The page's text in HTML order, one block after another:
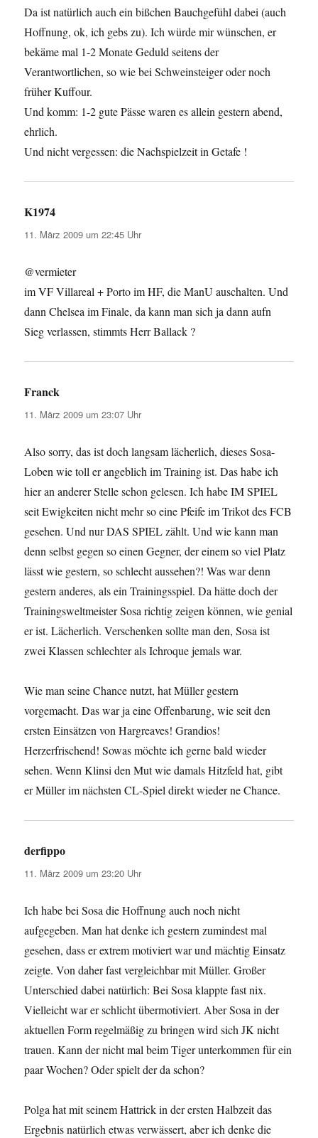
Da ist natürlich auch ein bißchen Bauchgefühl dabei (auch
Hoffnung, ok, ich gebs zu). Ich würde mir wünschen, er
bekäme mal 1-2 Monate Geduld seitens der
Verantwortlichen, so wie bei Schweinsteiger oder noch
früher Kuffour.
Und komm: 1-2 gute Pässe waren es allein gestern abend,
ehrlich.
Und nicht vergessen: die Nachspielzeit in Getafe !
K1974
11. März 2009 um 22:45 Uhr
@vermieter
im VF Villareal + Porto im HF, die ManU auschalten. Und
dann Chelsea im Finale, da kann man sich ja dann aufn
Sieg verlassen, stimmts Herr Ballack ?
Franck
11. März 2009 um 23:07 Uhr
Also sorry, das ist doch langsam lächerlich, dieses Sosa-
Loben wie toll er angeblich im Training ist. Das habe ich
hier an anderer Stelle schon gelesen. Ich habe IM SPIEL
seit Ewigkeiten nicht mehr so eine Pfeife im Trikot des FCB
gesehen. Und nur DAS SPIEL zählt. Und wie kann man
denn selbst gegen so einen Gegner, der einem so viel Platz
lässt wie gestern, so schlecht aussehen?! Was war denn
gestern anderes, als ein Trainingsspiel. Da hätte doch der
Trainingsweltmeister Sosa richtig zeigen können, wie genial
er ist. Lächerlich. Verschenken sollte man den, Sosa ist
zwei Klassen schlechter als Ichroque jemals war.
Wie man seine Chance nutzt, hat Müller gestern
vorgemacht. Das war ja eine Offenbarung, wie seit den
ersten Einsätzen von Hargreaves! Grandios!
Herzerfrischend! Sowas möchte ich gerne bald wieder
sehen. Wenn Klinsi den Mut wie damals Hitzfeld hat, gibt
er Müller im nächsten CL-Spiel direkt wieder ne Chance.
derfippo
11. März 2009 um 23:20 Uhr
Ich habe bei Sosa die Hoffnung auch noch nicht
aufgegeben. Man hat denke ich gestern zumindest mal
gesehen, dass er extrem motiviert war und mächtig Einsatz
zeigte. Von daher fast vergleichbar mit Müller. Großer
Unterschied dabei natürlich: Bei Sosa klappte fast nix.
Vielleicht war er schlicht übermotiviert. Aber Sosa in der
aktuellen Form regelmäßig zu bringen wird sich JK nicht
trauen. Kann der nicht mal beim Tiger unterkommen für ein
paar Wochen? Oder spielt der da schon?
Polga hat mit seinem Hattrick in der ersten Halbzeit das
Ergebnis natürlich etwas verwässert, aber ich denke die